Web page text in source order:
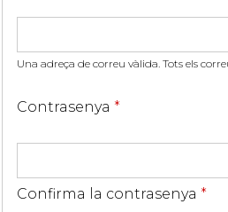
Una adreça de correu vàlida. Tots els
Contrasenya *
Confirma la contrasenya *